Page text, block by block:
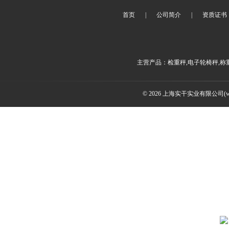
首页 公司简介 资质证书
主营产品：检重秤,电子轮椅秤,
© 2026 上海实干实业有限公司